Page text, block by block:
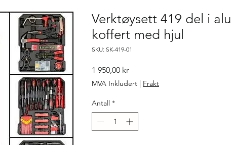
Verktøysett 419 del i alu
koffert med hjul
SKU: SK-419-01
1 950,00 krPris
MVA Inkludert | Frakt
Antall *